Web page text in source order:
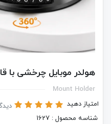
هولدر موبایل چرخشی با
Mount Holder
امتیاز دهید
دیدگاه
شناسه محصول : 1627